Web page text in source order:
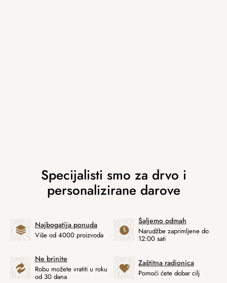
Najbogatija ponuda
Više od 4000 proizvoda
Šaljemo odmah
Narudžbe zaprimljene do
12:00 sati
Ne brinite
Robu možete vratiti u roku
od 30 dana
Zaštitna radionica
Pomoći ćete dobar cilj